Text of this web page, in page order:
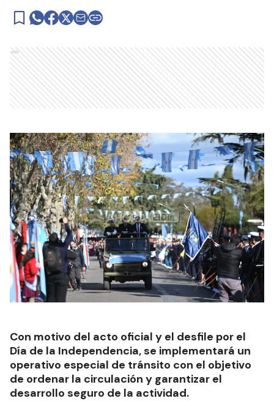
Ads
Con motivo del acto oficial y el desfile por el
Día de la Independencia, se implementará un
operativo especial de tránsito con el objetivo
de ordenar la circulación y garantizar el
desarrollo seguro de la actividad.